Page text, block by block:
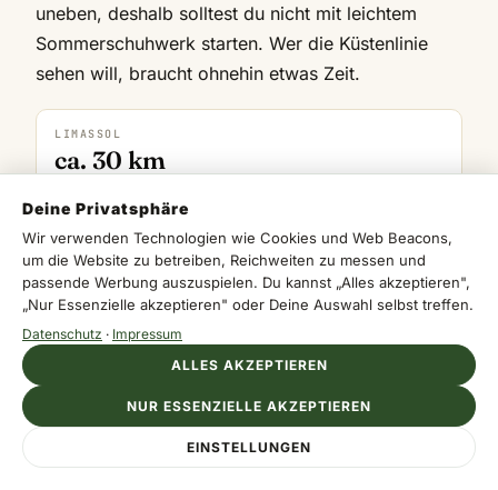
uneben, deshalb solltest du nicht mit leichtem
Sommerschuhwerk starten. Wer die Küstenlinie
sehen will, braucht ohnehin etwas Zeit.
LIMASSOL
ca. 30 km
LARNACA
ca. 50 km
gut mit Mietwagen oder Taxi machbar
ca. 80 km
Deine Privatsphäre
Wir verwenden Technologien wie Cookies und Web Beacons,
um die Website zu betreiben, Reichweiten zu messen und
passende Werbung auszuspielen. Du kannst „Alles akzeptieren",
„Nur Essenzielle akzeptieren" oder Deine Auswahl selbst treffen.
Datenschutz · Impressum
EINSTELLUNGEN
NUR ESSENZIELLE AKZEPTIEREN
ALLES AKZEPTIEREN